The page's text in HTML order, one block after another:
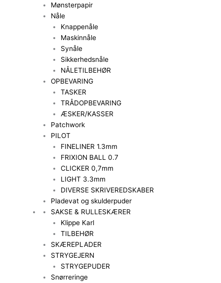
Mønsterpapir
Nåle
Knappenåle
Maskinnåle
Synåle
Sikkerhedsnåle
NÅLETILBEHØR
OPBEVARING
TASKER
TRÅDOPBEVARING
ÆSKER/KASSER
Patchwork
PILOT
FINELINER 1.3mm
FRIXION BALL 0.7
CLICKER 0,7mm
LIGHT 3.3mm
DIVERSE SKRIVEREDSKABER
Pladevat og skulderpuder
SAKSE & RULLESKÆRER
Klippe Karl
TILBEHØR
SKÆREPLADER
STRYGEJERN
STRYGEPUDER
Snørreringe